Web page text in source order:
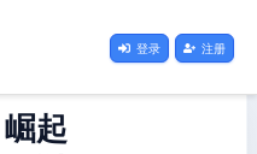
登录 注册
崛起